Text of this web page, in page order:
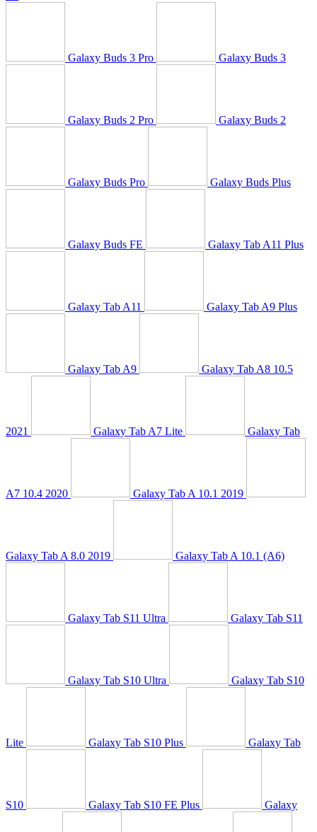
Galaxy Buds 3 Pro Galaxy Buds 3
Galaxy Buds 2 Pro Galaxy Buds 2
Galaxy Buds Pro Galaxy Buds Plus
Galaxy Buds FE Galaxy Tab A11 Plus
Galaxy Tab A11 Galaxy Tab A9 Plus
Galaxy Tab A9 Galaxy Tab A8 10.5
2021 Galaxy Tab A7 Lite Galaxy Tab
A7 10.4 2020 Galaxy Tab A 10.1 2019
Galaxy Tab A 8.0 2019 Galaxy Tab A 10.1 (A6)
Galaxy Tab S11 Ultra Galaxy Tab S11
Galaxy Tab S10 Ultra Galaxy Tab S10
Lite Galaxy Tab S10 Plus Galaxy Tab
S10 Galaxy Tab S10 FE Plus Galaxy